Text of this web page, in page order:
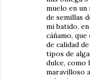
muelo en
de semillas
mi batido,
cáñamo,
de calidad
tipos de
dulce, como
maravilloso